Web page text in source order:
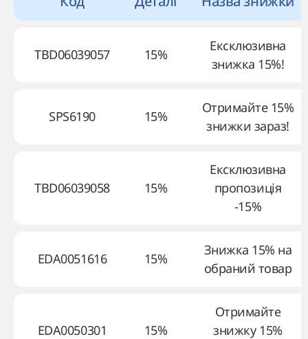
TBD06039057 15%
Ексклюзивна
знижка 15%!
SPS6190 15%
Отримайте 15%
знижки зараз!
TBD06039058 15%
Ексклюзивна
пропозиція
-15%
EDA0051616 15%
Знижка 15% на
обраний товар
EDA0050301 15%
Отримайте
знижку 15%